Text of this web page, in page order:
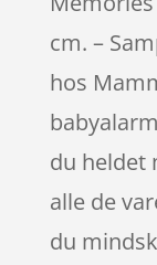
cm. –
hos
du heldet
alle de
du